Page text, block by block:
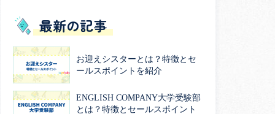
最新の記事
お迎えシスターとは？特徴とセ
ールスポイントを紹介
ENGLISH COMPANY大学受験部
とは？特徴とセールスポイント